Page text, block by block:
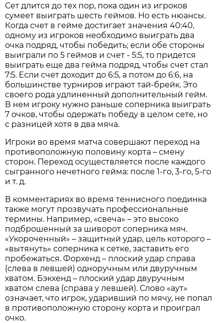
Сет длится до тех пор, пока один из игроков
сумеет выиграть шесть геймов. Но есть нюансы.
Когда счет в гейме достигает значения 40:40,
одному из игроков необходимо выиграть два
очка подряд, чтобы победить; если обе стороны
выиграли по 5 геймов и счет - 5:5, то придется
выиграть еще два гейма подряд, чтобы счет стал
7:5. Если счет доходит до 6:5, а потом до 6:6, на
большинстве турниров играют тай-брейк. Это
своего рода удлиненный дополнительный гейм.
В нем игроку нужно раньше соперника выиграть
7 очков, чтобы одержать победу в целом сете, но
с разницей хотя в два мяча.
Игроки во время матча совершают переход на
противоположную половину корта – смену
сторон. Переход осуществляется после каждого
сыгранного нечетного гейма: после 1-го, 3-го, 5-го
и т. д.
В комментариях во время теннисного поединка
также могут прозвучать профессиональные
термины. Например, «свеча» – это высоко
подброшенный за шиворот соперника мяч.
«Укороченный» – защитный удар, цель которого –
«вытянуть» соперника к сетке, заставить его
пробежаться. Форхенд – плоский удар справа
(слева в левшей) одноручным или двуручным
хватом. Бэкхенд – плоский удар двуручным
хватом слева (справа у левшей). Слово «аут»
означает, что игрок, ударивший по мячу, не попал
в противоположную сторону корта и проиграл
очко.